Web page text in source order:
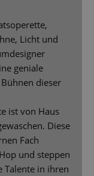
Licht und
geniale
dieser
ist von Haus
Diese
Fach
und steppen
Talente in ihren